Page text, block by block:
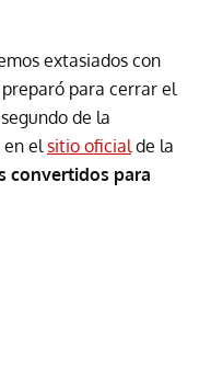
extasiados con
para cerrar el
de la
en elsitio oficialde la
convertidos para